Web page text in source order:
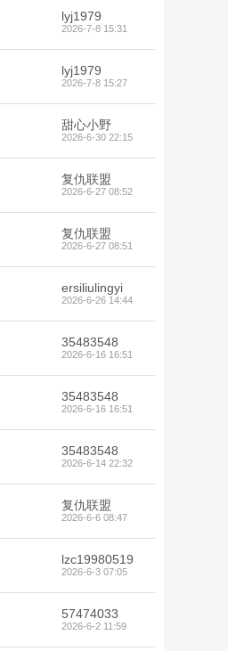
lyj1979
2026-7-8 15:31
lyj1979
2026-7-8 15:27
甜心小野
2026-6-30 22:15
复仇联盟
2026-6-27 08:52
复仇联盟
2026-6-27 08:51
ersiliulingyi
2026-6-26 14:44
35483548
2026-6-16 16:51
35483548
2026-6-16 16:51
35483548
2026-6-14 22:32
复仇联盟
2026-6-6 08:47
lzc19980519
2026-6-3 07:05
57474033
2026-6-2 11:59